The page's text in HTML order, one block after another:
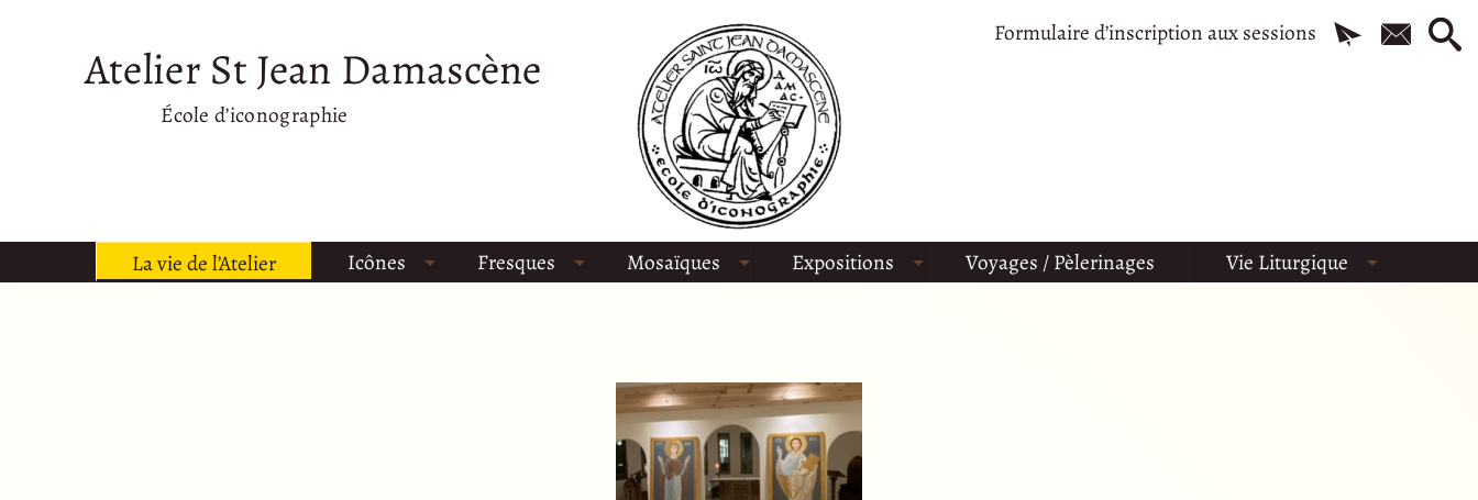
Formulaire d’inscription aux sessions
Atelier St Jean Damascène
École d’iconographie
La vie de l’Atelier Icônes Fresques Mosaïques Expositions Voyages / Pèlerinages Vie Liturgique